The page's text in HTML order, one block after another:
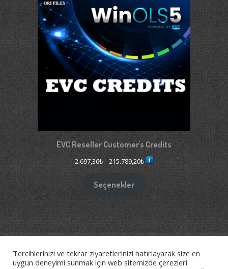
EVC Reseller Customer's Credits
2.697,36₺–215.789,20₺Fiyat
aralığı:
215.789,20₺
Seçenekler
2026©Btperformance - ChipTuning&Garage
Tercihlerinizi ve tekrar ziyaretlerinizi hatırlayarak size en
uygun deneyimi sunmak için web sitemizde çerezleri